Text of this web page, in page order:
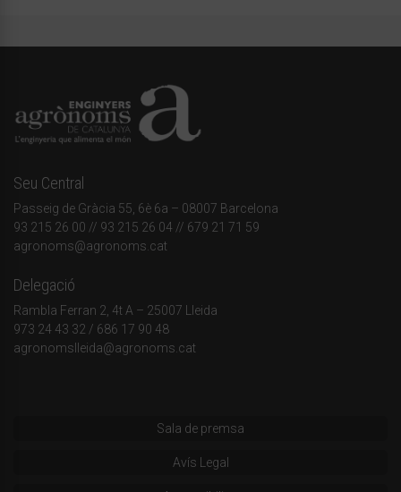
Seu Central
Passeig de Gràcia 55, 6è 6a – 08007 Barcelona
93 215 26 00 // 93 215 26 04 // 679 21 71 59
agronoms@agronoms.cat
Delegació
Rambla Ferran 2, 4t A – 25007 Lleida
973 24 43 32 / 686 17 90 48
agronomslleida@agronoms.cat
Sala de premsa
Avís Legal